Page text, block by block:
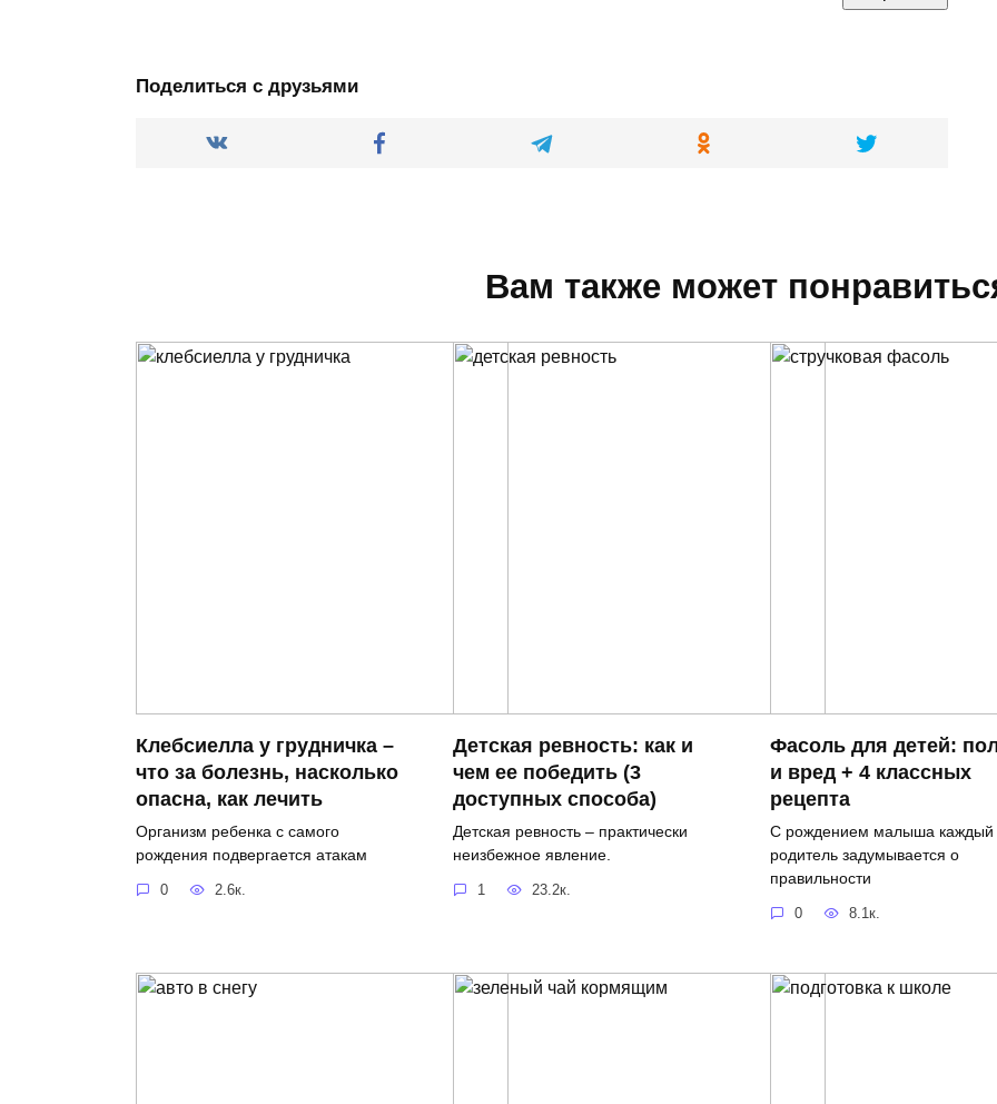
Поделиться с друзьями
Вам также может
Клебсиелла у грудничка –
что за болезнь, насколько
опасна, как лечить
Организм ребенка с самого
рождения подвергается атакам
0 2.6к.
Детская ревность: как и
чем ее победить (3
доступных способа)
Детская ревность – практически
неизбежное явление.
1 23.2к.
Фасоль для детей:
и вред + 4 классных
рецепта
С рождением малыша каждый
родитель задумывается о
правильности
0 8.1к.